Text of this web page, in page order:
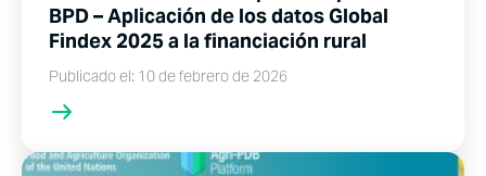
BPD – Aplicación de los datos Global
Findex 2025 a la financiación rural
Publicado el: 10 de febrero de 2026